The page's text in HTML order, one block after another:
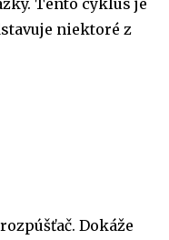
Tento cyklus je
niektoré z
Dokáže